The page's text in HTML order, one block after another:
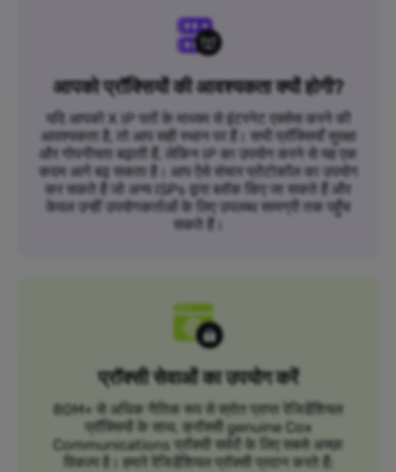
आपको प्रॉक्सियों की आवश्यकता क्यों होगी?
यदि आपको X IP पतों के माध्यम से इंटरनेट एक्सेस करने की
आवश्यकता है, तो आप सही स्थान पर हैं। सभी प्रॉक्सियाँ सुरक्षा
और गोपनीयता बढ़ाती हैं, लेकिन IP का उपयोग करने से यह एक
कदम आगे बढ़ सकता है। आप ऐसे संचार प्रोटोकॉल का उपयोग
कर सकते हैं जो अन्य ISPs द्वारा ब्लॉक किए जा सकते हैं और
केवल उन्हीं उपयोगकर्ताओं के लिए उपलब्ध सामग्री तक पहुँच
सकते हैं।
प्रॉक्सी सेवाओं का उपयोग करें
80M+ से अधिक नैतिक रूप से स्रोत प्राप्त रेजिडेंशियल
प्रॉक्सियों के साथ, क्रॉक्सी genuine Cox
Communications प्रॉक्सी सर्वरों के लिए सबसे अच्छा
विकल्प है। हमारे रेजिडेंशियल प्रॉक्सी प्रदान करते हैं: